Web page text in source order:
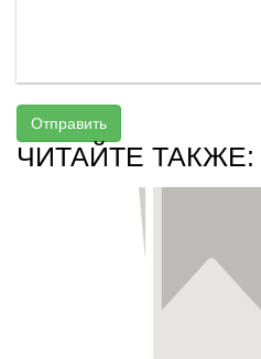
Отправить
ЧИТАЙТЕ ТАКЖЕ: